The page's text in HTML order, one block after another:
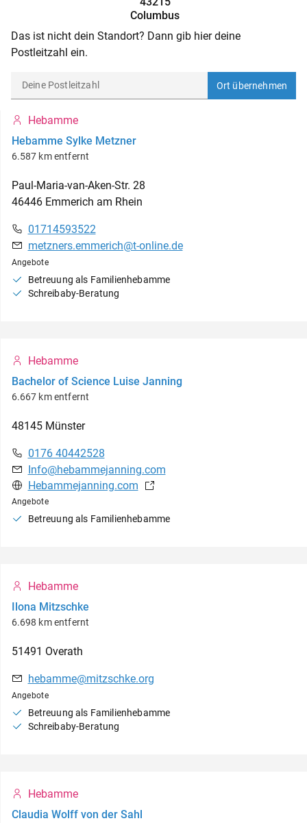
Columbus
Das ist nicht dein Standort? Dann gib hier deine
Postleitzahl ein.
Ort übernehmen
Hebamme
Hebamme Sylke Metzner
6.587 km entfernt
Paul-Maria-van-Aken-Str. 28
46446 Emmerich am Rhein
01714593522
metzners.emmerich@t-online.de
Angebote
Betreuung als Familienhebamme
Schreibaby-Beratung
Hebamme
Bachelor of Science Luise Janning
6.667 km entfernt
48145 Münster
0176 40442528
Info@hebammejanning.com
Hebammejanning.com
Angebote
Betreuung als Familienhebamme
Hebamme
Ilona Mitzschke
6.698 km entfernt
51491 Overath
hebamme@mitzschke.org
Angebote
Betreuung als Familienhebamme
Schreibaby-Beratung
Hebamme
Claudia Wolff von der Sahl